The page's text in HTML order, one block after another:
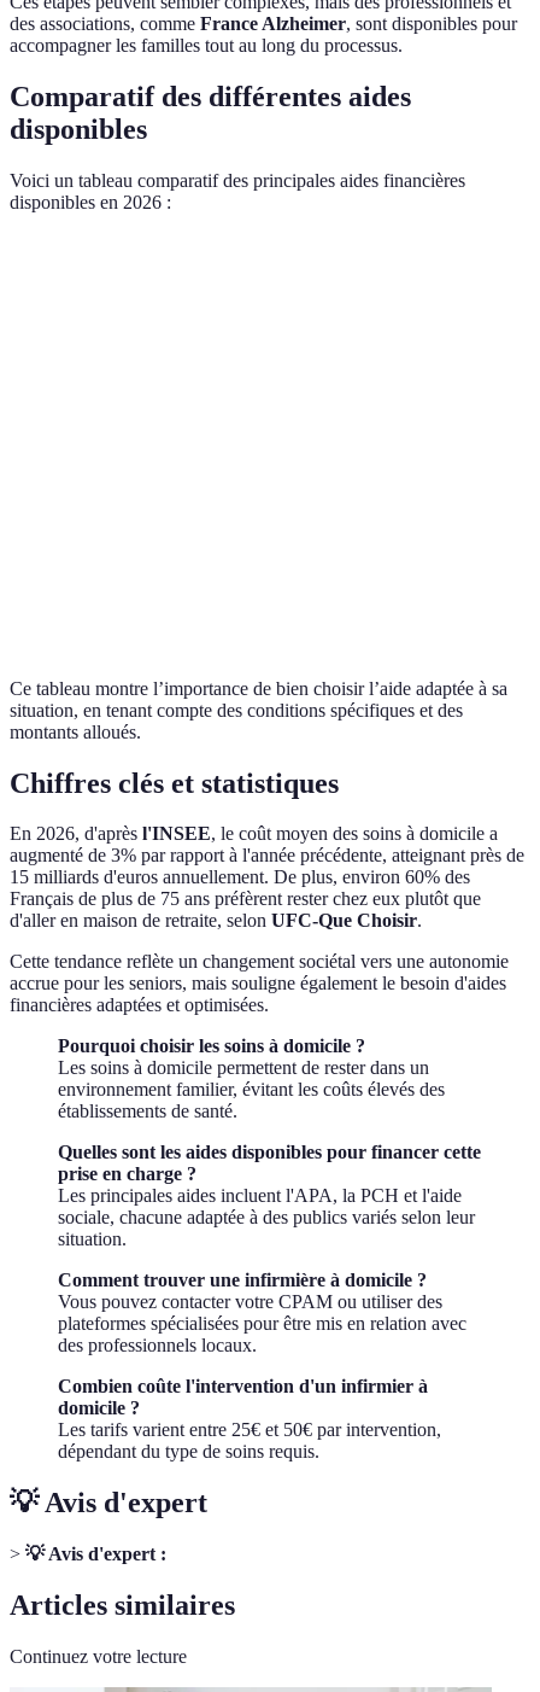
des associations, comme France Alzheimer, sont disponibles pour
accompagner les familles tout au long du processus.
Comparatif des différentes aides
disponibles
Voici un tableau comparatif des principales aides financières
disponibles en 2026 :
Ce tableau montre l’importance de bien choisir l’aide adaptée à sa
situation, en tenant compte des conditions spécifiques et des
montants alloués.
Chiffres clés et statistiques
En 2026, d'après l'INSEE, le coût moyen des soins à domicile a
augmenté de 3% par rapport à l'année précédente, atteignant près de
15 milliards d'euros annuellement. De plus, environ 60% des
Français de plus de 75 ans préfèrent rester chez eux plutôt que
d'aller en maison de retraite, selon UFC-Que Choisir.
Cette tendance reflète un changement sociétal vers une autonomie
accrue pour les seniors, mais souligne également le besoin d'aides
financières adaptées et optimisées.
Pourquoi choisir les soins à domicile ?
Les soins à domicile permettent de rester dans un
environnement familier, évitant les coûts élevés des
établissements de santé.
Quelles sont les aides disponibles pour financer cette
prise en charge ?
Les principales aides incluent l'APA, la PCH et l'aide
sociale, chacune adaptée à des publics variés selon leur
situation.
Comment trouver une infirmière à domicile ?
Vous pouvez contacter votre CPAM ou utiliser des
plateformes spécialisées pour être mis en relation avec
des professionnels locaux.
Combien coûte l'intervention d'un infirmier à
domicile ?
Les tarifs varient entre 25€ et 50€ par intervention,
dépendant du type de soins requis.
💡 Avis d'expert
> 💡 Avis d'expert :
Articles similaires
Continuez votre lecture